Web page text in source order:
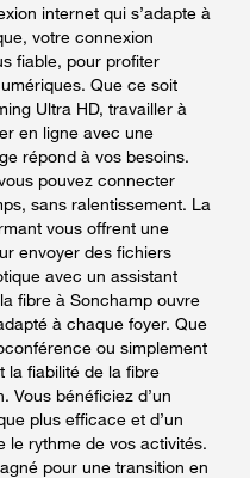
internet qui s’adapte à
votre connexion
fiable, pour profiter
Que ce soit
Ultra HD, travailler à
en ligne avec une
répond à vos besoins.
pouvez connecter
sans ralentissement. La
vous offrent une
envoyer des fichiers
avec un assistant
fibre à Sonchamp ouvre
à chaque foyer. Que
ou simplement
la fiabilité de la fibre
Vous bénéficiez d’un
plus efficace et d’un
le rythme de vos activités.
pour une transition en